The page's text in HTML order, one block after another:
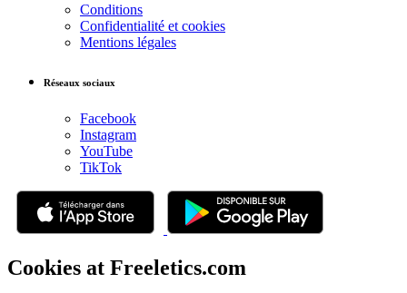
Conditions
Confidentialité et cookies
Mentions légales
Réseaux sociaux
Facebook
Instagram
YouTube
TikTok
Cookies at Freeletics.com